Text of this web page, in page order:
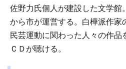
佐野力氏個人が建設した文学館
から市が運営する。白樺派作家
民芸運動に関わった人々の作品
ＣＤが聴ける。